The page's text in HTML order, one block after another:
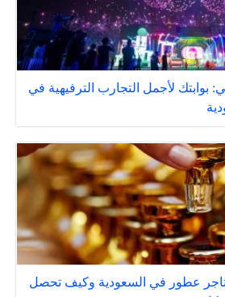
بوابتك لأجمل التجارب الترفيهية في
بين أفضل 5 متاجر عطور في السعودية وكيف تحصل